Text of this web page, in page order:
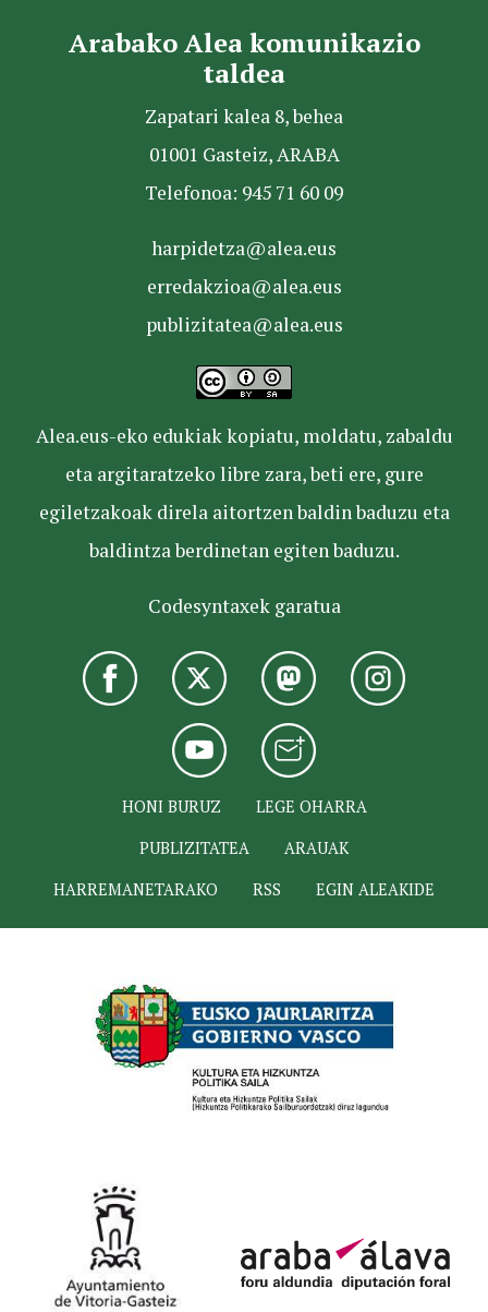
Arabako Alea komunikazio
taldea
Zapatari kalea 8, behea
01001 Gasteiz, ARABA
Telefonoa: 945 71 60 09
harpidetza@alea.eus
erredakzioa@alea.eus
publizitatea@alea.eus
Alea.eus-eko edukiak kopiatu, moldatu, zabaldu
eta argitaratzeko libre zara, beti ere, gure
egiletzakoak direla aitortzen baldin baduzu eta
baldintza berdinetan egiten baduzu.
Codesyntaxek garatua
HONI BURUZ
LEGE OHARRA
PUBLIZITATEA
ARAUAK
HARREMANETARAKO
RSS EGIN ALEAKIDE